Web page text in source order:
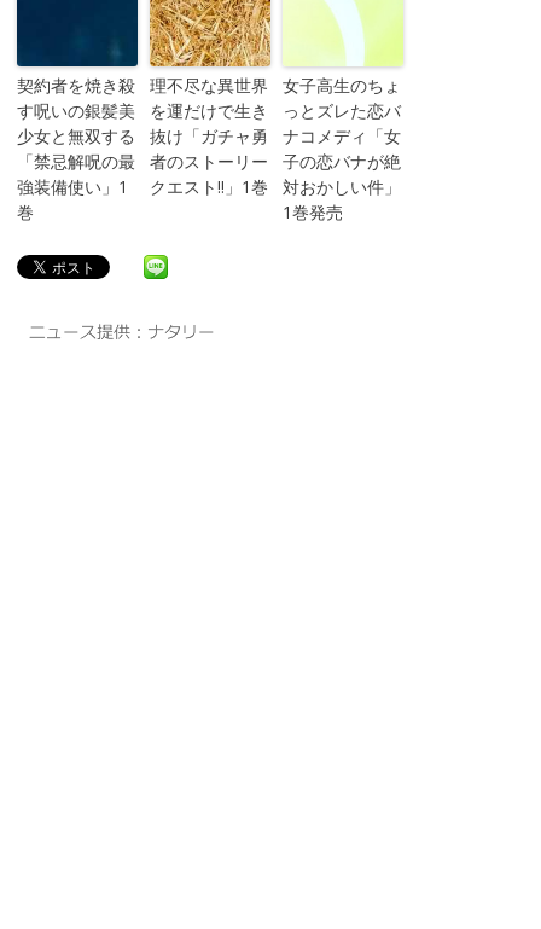
契約者を焼き殺
す呪いの銀髪美
少女と無双する
「禁忌解呪の最
強装備使い」1
巻
理不尽な異世界
を運だけで生き
抜け「ガチャ勇
者のストーリー
クエスト!!」1巻
女子高生のちょ
っとズレた恋バ
ナコメディ「女
子の恋バナが絶
対おかしい件」
1巻発売